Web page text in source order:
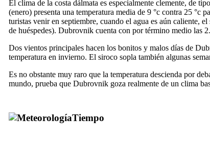
El clima de la costa dálmata es especialmente clemente, de
(enero) presenta una temperatura media de 9 °c contra 25 °c
turistas venir en septiembre, cuando el agua es aún caliente,
de huéspedes). Dubrovnik cuenta con por término medio las
Dos vientos principales hacen los bonitos y malos días de
temperatura en invierno. El siroco sopla también algunas
Es no obstante muy raro que la temperatura descienda por
mundo, prueba que Dubrovnik goza realmente de un clima
Tiempo